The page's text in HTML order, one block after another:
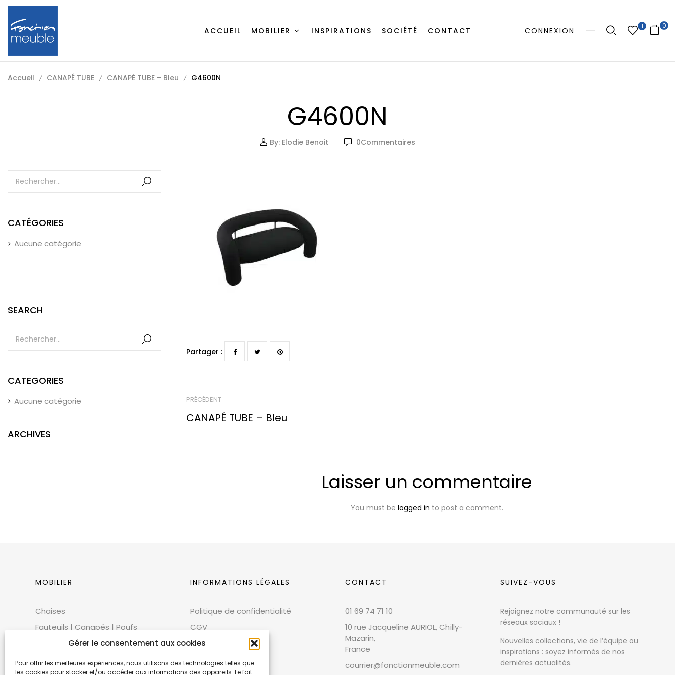
Gérer le consentement aux cookies
Pour offrir les meilleures expériences, nous utilisons des technologies telles que
les cookies pour stocker et/ou accéder aux informations des appareils. Le fait
ACCUEIL MOBILIER INSPIRATIONS SOCIÉTÉ CONTACT CONNEXION
1 0
Accueil CANAPÉ TUBE CANAPÉ TUBE – Bleu G4600N
G4600N
By: Elodie Benoit 0Commentaires
CATÉGORIES
Aucune catégorie
SEARCH
CATEGORIES
Aucune catégorie
ARCHIVES
Partager :
PRÉCÉDENT
CANAPÉ TUBE – Bleu
Laisser un commentaire
You must be logged in to post a comment.
MOBILIER
Chaises
Fauteuils | Canapés | Poufs
Mobilier extérieur
Tables
INFORMATIONS LÉGALES
Politique de confidentialité
CGV
CGU
Cookies
CONTACT
01 69 74 71 10
10 rue Jacqueline AURIOL, Chilly-
Mazarin,
France
courrier@fonctionmeuble.com
SUIVEZ-VOUS
Rejoignez notre communauté sur les
réseaux sociaux !
Nouvelles collections, vie de l’équipe ou
inspirations : soyez informés de nos
dernières actualités.